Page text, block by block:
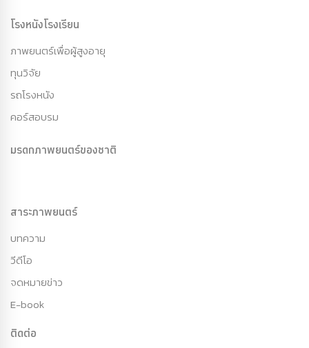
โรงหนังโรงเรียน
ภาพยนตร์เพื่อผู้สูงอายุ
ทุนวิจัย
รถโรงหนัง
คอร์สอบรม
มรดกภาพยนตร์ของชาติ
สาระภาพยนตร์
บทความ
วีดีโอ
จดหมายข่าว
E-book
ติดต่อ